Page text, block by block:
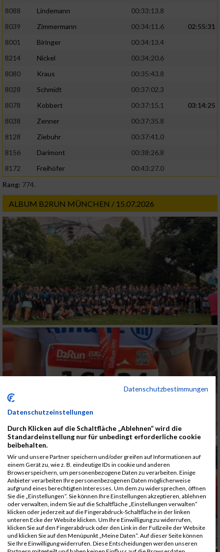
8088
Lindemann
00:33:13.8
8039
Zimmermann 00:34:11.6
02:55:31
8001
Biringer
00:34:13.4
8214
Nickel
00:34:20.6
8080
Kraus
00:35:43.8
8028
Schmidt
00:37:02.3
8078
Kobbert 00:37:15.1
03:14:25
8038
Zenner
00:37:35.8
8128
Ziebuhr
00:37:41.0
8156
Darimont
00:38:26.8
8172
Freihöfer
00:43:27.0
Rang: 774.
ALBUM B2RUN MÜNCHEN / 15.07.2026
Datenschutzbestimmungen
Datenschutzeinstellungen
Durch Klicken auf die Schaltfläche „Ablehnen“ wird die
Standardeinstellung nur für unbedingt erforderliche cookie
beibehalten.
Wir und unsere Partner speichern und/oder greifen auf Informationen auf
einem Gerät zu, wie z. B. eindeutige IDs in cookie und anderen
Browserspeichern, um personenbezogene Daten zu verarbeiten. Einige
Anbieter verarbeiten Ihre personenbezogenen Daten möglicherweise
aufgrund eines berechtigten Interesses. Um dem zu widersprechen, öffnen
Sie die „Einstellungen“. Sie können Ihre Einstellungen akzeptieren, ablehnen
oder verwalten, indem Sie auf die Schaltfläche „Einstellungen verwalten“
klicken oder jederzeit auf die Fingerabdruck-Schaltfläche in der linken
unteren Ecke der Website klicken. Um Ihre Einwilligung zu widerrufen,
klicken Sie auf den Fingerabdruck oder den Link in der Fußzeile der Website
und klicken Sie auf den Menüpunkt „Meine Daten“. Auf dieser Seite können
Sie Ihre Einwilligung widerrufen. Diese Entscheidungen werden unseren